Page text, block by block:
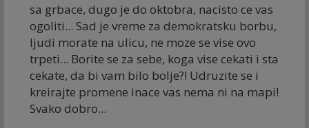
sa grbace, dugo je do oktobra, nacisto ce vas
ogoliti... Sad je vreme za demokratsku borbu,
ljudi morate na ulicu, ne moze se vise ovo
trpeti... Borite se za sebe, koga vise cekati i sta
cekate, da bi vam bilo bolje?! Udruzite se i
kreirajte promene inace vas nema ni na mapi!
Svako dobro...